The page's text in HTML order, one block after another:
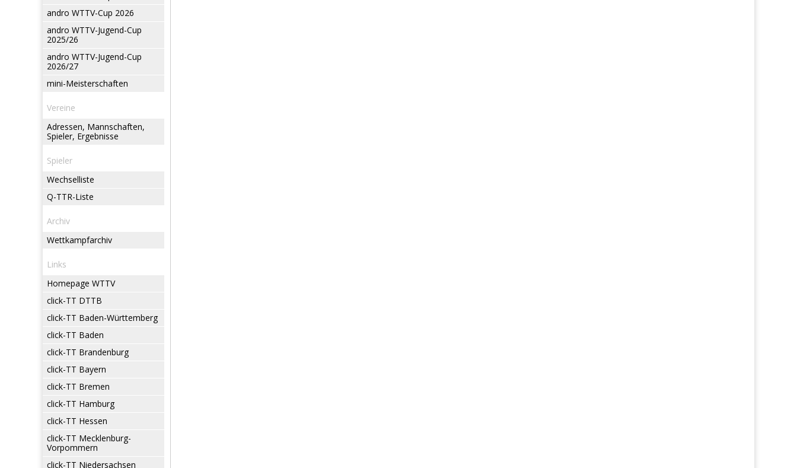
andro WTTV-Cup 2026
andro WTTV-Jugend-Cup
2025/26
andro WTTV-Jugend-Cup
2026/27
mini-Meisterschaften
Vereine
Adressen, Mannschaften,
Spieler, Ergebnisse
Spieler
Wechselliste
Q-TTR-Liste
Archiv
Wettkampfarchiv
Links
Homepage WTTV
click-TT DTTB
click-TT Baden-Württemberg
click-TT Baden
click-TT Brandenburg
click-TT Bayern
click-TT Bremen
click-TT Hamburg
click-TT Hessen
click-TT Mecklenburg-
Vorpommern
click-TT Niedersachsen